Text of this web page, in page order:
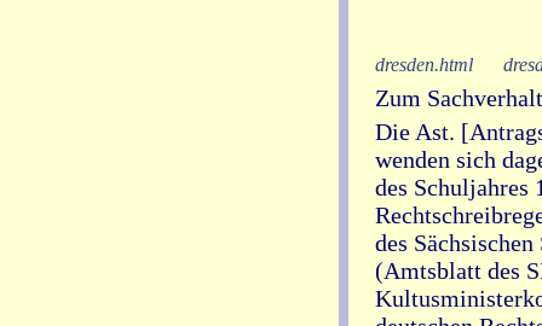
dresden.html
Zum
Die Ast.
wenden sich
des Schuljahres
des
(Amtsblatt des